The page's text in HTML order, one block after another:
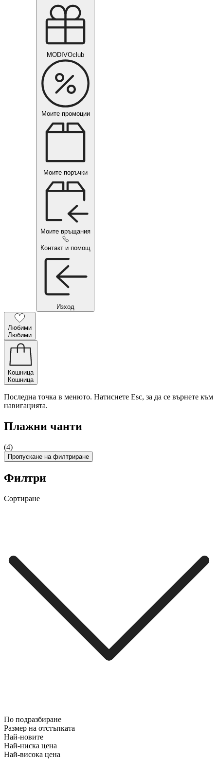
MODIVOclub
Моите промоции
Моите поръчки
Моите връщания
Контакт и помощ
Изход
Любими
Любими
Кошница
Кошница
Последна точка в менюто. Натиснете Esc, за да се върнете към
навигацията.
Плажни чанти
(4)
Пропускане на филтриране
Филтри
Сортиране
По подразбиране
Размер на отстъпката
Най-новите
Най-ниска цена
Най-висока цена